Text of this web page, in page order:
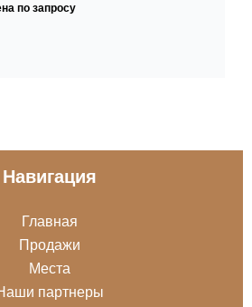
по запросу
Навигация
Главная
Продажи
Места
партнеры